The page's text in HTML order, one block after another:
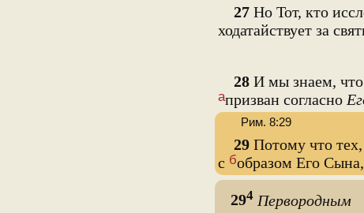
27 Но Тот, кто
ходатайствует за
28 И мы знаем, что
апризван согласно
29 Потому что
с бобразом Его
Рим. 8:29
294 Первородным